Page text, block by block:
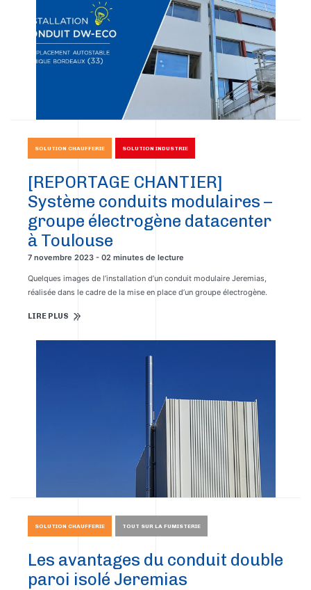
SOLUTION CHAUFFERIE SOLUTION INDUSTRIE
[REPORTAGE CHANTIER]
Système conduits modulaires –
groupe électrogène datacenter
à Toulouse
7 novembre 2023 - 02 minutes de lecture
Quelques images de l’installation d’un conduit modulaire Jeremias,
réalisée dans le cadre de la mise en place d’un groupe électrogène.
LIRE PLUS
SOLUTION CHAUFFERIE TOUT SUR LA FUMISTERIE
Les avantages du conduit double
paroi isolé Jeremias